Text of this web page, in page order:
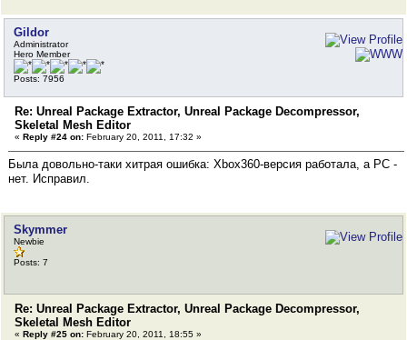
Gildor
Administrator
Hero Member
Posts: 7956
Re: Unreal Package Extractor, Unreal Package Decompressor,
Skeletal Mesh Editor
« Reply #24 on: February 20, 2011, 17:32 »
Была довольно-таки хитрая ошибка: Xbox360-версия работала, а PC -
нет. Исправил.
Skymmer
Newbie
Posts: 7
Re: Unreal Package Extractor, Unreal Package Decompressor,
Skeletal Mesh Editor
« Reply #25 on: February 20, 2011, 18:55 »